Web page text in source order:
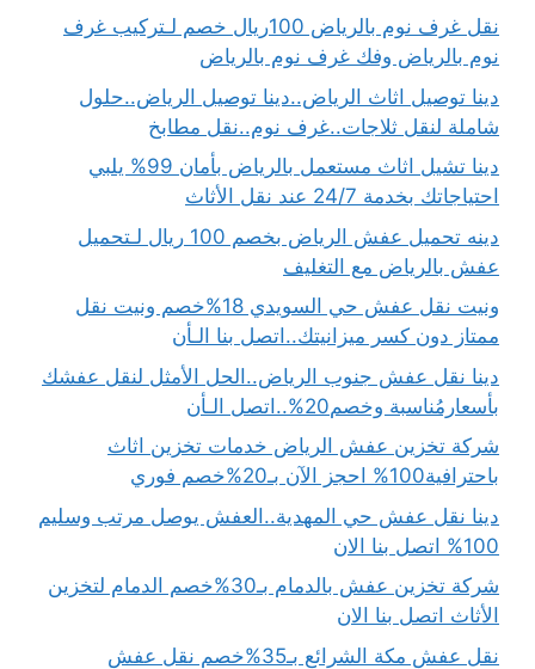
نقل غرف نوم بالرياض 100ريال خصم لـتركيب غرف
نوم بالرياض وفك غرف نوم بالرياض
دينا توصيل اثاث الرياض..دينا توصيل الرياض..حلول
شاملة لنقل ثلاجات..غرف نوم..نقل مطابخ
دينا تشيل اثاث مستعمل بالرياض بأمان 99% يلبي
احتياجاتك بخدمة 24/7 عند نقل الأثاث
دينه تحميل عفش الرياض بخصم 100 ريال لـتحميل
عفش بالرياض مع التغليف
ونيت نقل عفش حي السويدي 18%خصم ونيت نقل
ممتاز دون كسر ميزانيتك..اتصل بنا الـأن
دينا نقل عفش جنوب الرياض..الحل الأمثل لنقل عفشك
بأسعارمُناسبة وخصم20%..اتصل الـأن
شركة تخزين عفش الرياض خدمات تخزين اثاث
باحترافية100% احجز الآن بـ20%خصم فوري
دينا نقل عفش حي المهدية..العفش يوصل مرتب وسليم
100% اتصل بنا الان
شركة تخزين عفش بالدمام بـ30%خصم الدمام لتخزين
الأثاث اتصل بنا الان
نقل عفش مكة الشرائع بـ35%خصم نقل عفش